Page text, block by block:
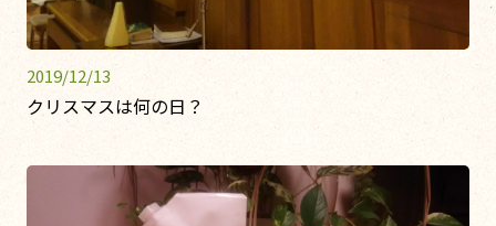
2019/12/13
クリスマスは何の日？